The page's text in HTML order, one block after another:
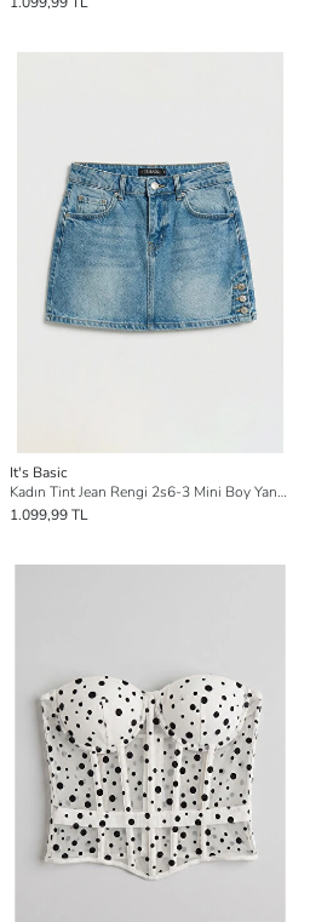
It's Basic
Kadın Tint Jean Rengi 2s6-3 Mini Boy Yandan Düğmeli Denim Etek
1.099,99 TL